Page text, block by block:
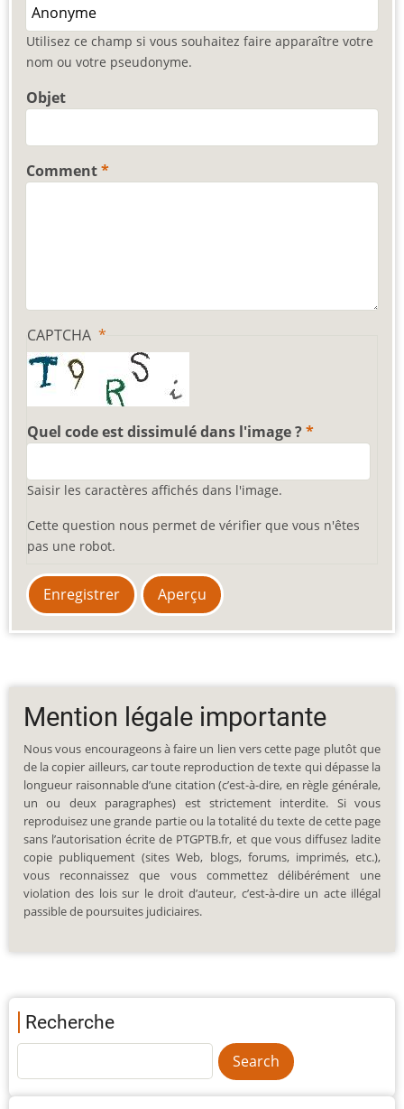
Utilisez ce champ si vous souhaitez faire apparaître votre
nom ou votre pseudonyme.
Objet
Comment
CAPTCHA
Quel code est dissimulé dans l'image ?
Saisir les caractères affichés dans l'image.
Cette question nous permet de vérifier que vous n'êtes
pas une robot.
Mention légale importante
Nous vous encourageons à faire un lien vers cette page plutôt que
de la copier ailleurs, car toute reproduction de texte qui dépasse la
longueur raisonnable d’une citation (c’est-à-dire, en règle générale,
un ou deux paragraphes) est strictement interdite. Si vous
reproduisez une grande partie ou la totalité du texte de cette page
sans l’autorisation écrite de PTGPTB.fr, et que vous diffusez ladite
copie publiquement (sites Web, blogs, forums, imprimés, etc.),
vous reconnaissez que vous commettez délibérément une
violation des lois sur le droit d’auteur, c’est-à-dire un acte illégal
passible de poursuites judiciaires.
Recherche